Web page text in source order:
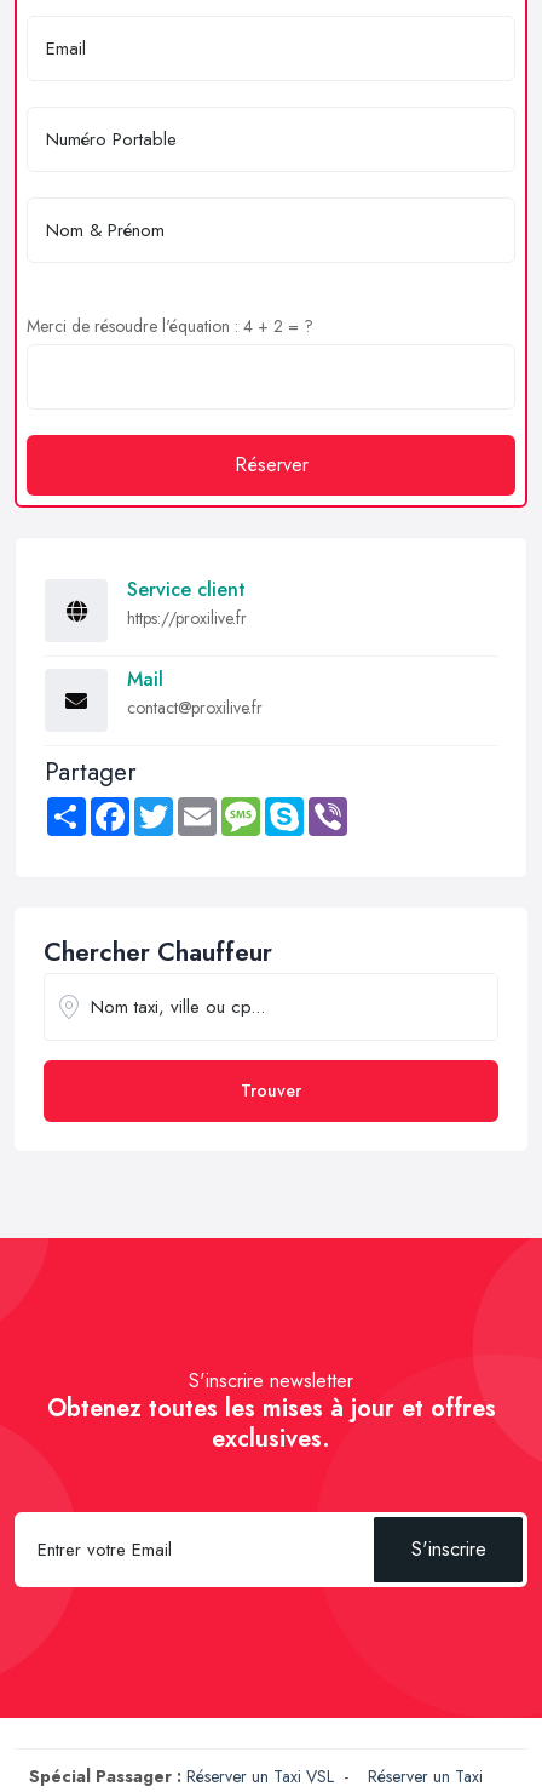
Merci de résoudre l'équation : 4 + 2 = ?
Réserver
Service client
https://proxilive.fr
Mail
contact@proxilive.fr
Partager
Share FacebookTwitter Email MessageSkype
Chercher Chauffeur
Trouver
S'inscrire newsletter
Obtenez toutes les mises à jour et offres
exclusives.
S'inscrire
Spécial Passager : Réserver un Taxi VSL - Réserver un Taxi